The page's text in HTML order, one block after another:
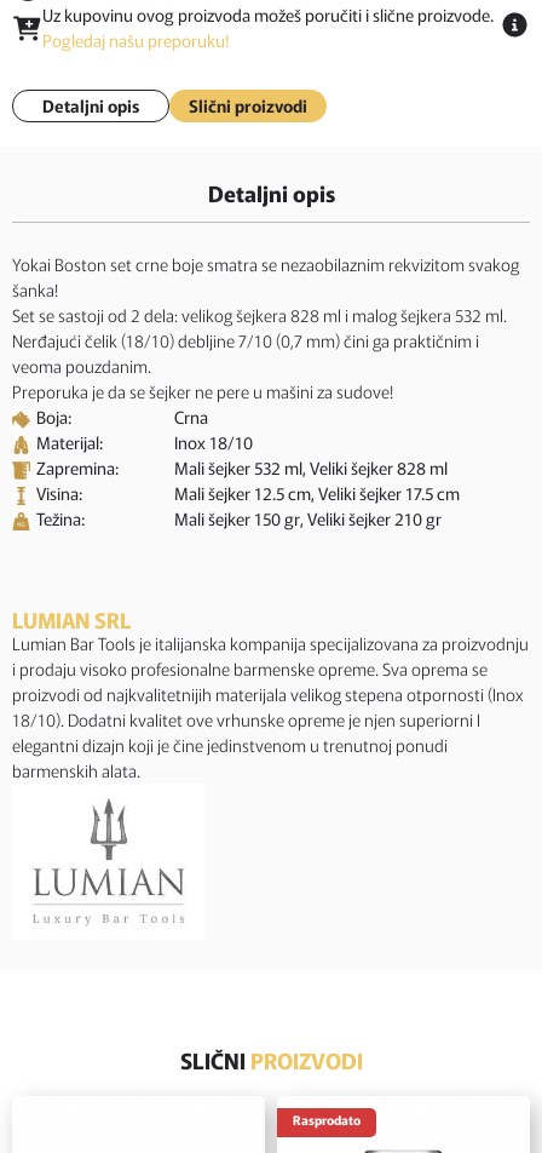
Uz kupovinu ovog proizvoda možeš poručiti i slične proizvode.
Pogledaj našu preporuku!
Detaljni opis Slični proizvodi
Detaljni opis
Yokai Boston set crne boje smatra se nezaobilaznim rekvizitom svakog
šanka!
Set se sastoji od 2 dela: velikog šejkera 828 ml i malog šejkera 532 ml.
Nerđajući čelik (18/10) debljine 7/10 (0,7 mm) čini ga praktičnim i
veoma pouzdanim.
Preporuka je da se šejker ne pere u mašini za sudove!
Boja:
Crna
Materijal:
Inox 18/10
Zapremina:
Mali šejker 532 ml, Veliki šejker 828 ml
Visina:
Mali šejker 12.5 cm, Veliki šejker 17.5 cm
Težina:
Mali šejker 150 gr, Veliki šejker 210 gr
LUMIAN SRL
Lumian Bar Tools je italijanska kompanija specijalizovana za proizvodnju
i prodaju visoko profesionalne barmenske opreme. Sva oprema se
proizvodi od najkvalitetnijih materijala velikog stepena otpornosti (Inox
18/10). Dodatni kvalitet ove vrhunske opreme je njen superiorni I
elegantni dizajn koji je čine jedinstvenom u trenutnoj ponudi
barmenskih alata.
SLIČNI PROIZVODI
Rasprodato